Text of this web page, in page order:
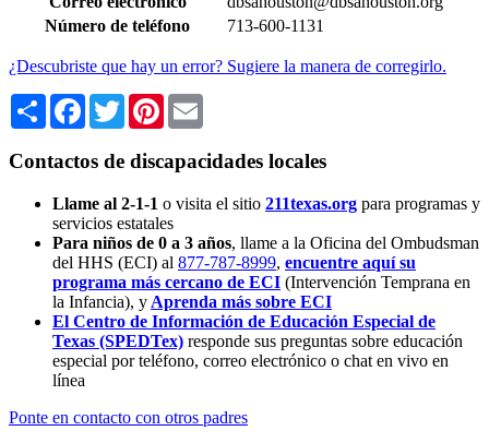
Número de teléfono
713-600-1131
¿Descubriste que hay un error? Sugiere la manera de corregirlo.
Share Facebook
TwitterPinterest
Contactos de discapacidades locales
Llame al 2-1-1 o visita el sitio 211texas.org para programas y
servicios estatales
Para niños de 0 a 3 años, llame a la Oficina del Ombudsman
del HHS (ECI) al 877-787-8999, encuentre aquí su
programa más cercano de ECI (Intervención Temprana en
la Infancia), y Aprenda más sobre ECI
El Centro de Información de Educación Especial de
Texas (SPEDTex) responde sus preguntas sobre educación
especial por teléfono, correo electrónico o chat en vivo en
línea
Ponte en contacto con otros padres